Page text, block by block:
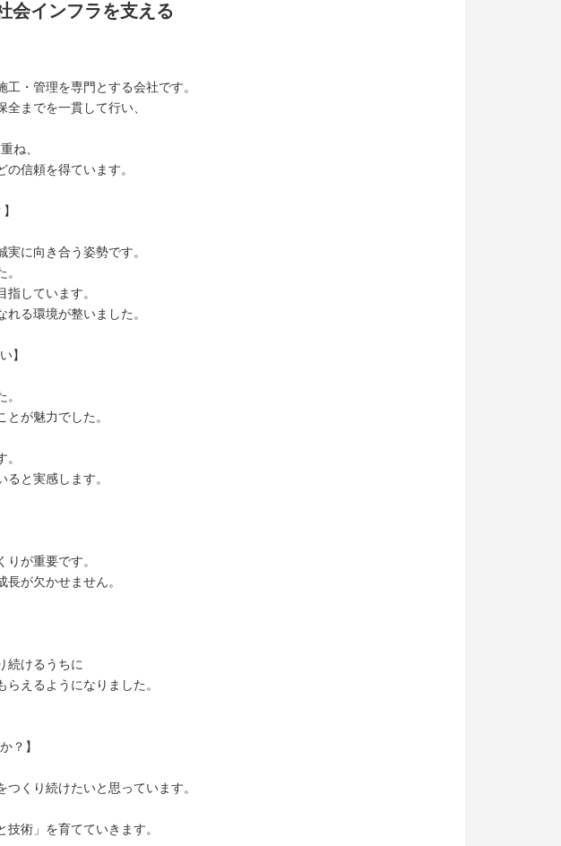
会インフラを支える
・管理を専門とする会社です。
までを一貫して行い、
ね、
信頼を得ています。
に向き合う姿勢です。
しています。
る環境が整いました。
】
が魅力でした。
と実感します。
が重要です。
が欠かせません。
続けるうちに
えるようになりました。
？】
くり続けたいと思っています。
術」を育てていきます。